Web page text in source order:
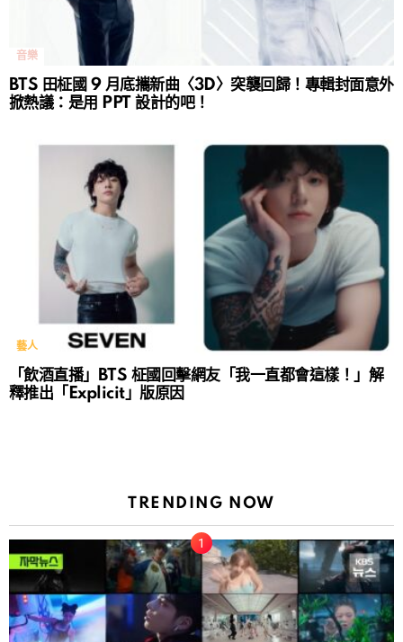
音樂
BTS 田柾國 9 月底攜新曲〈3D〉突襲回歸！專輯封面意外
掀熱議：是用 PPT 設計的吧！
藝人
「飲酒直播」BTS 柾國回擊網友「我一直都會這樣！」解
釋推出「Explicit」版原因
TRENDING NOW